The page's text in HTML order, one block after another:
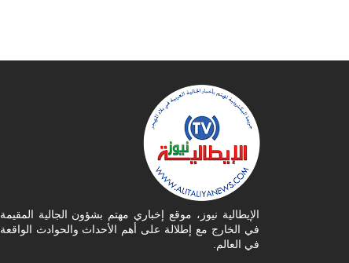
الإيطالية نيوز، موقع إخباري مهتم بشؤون الجالية المقيمة
في الخارج مع إطلالة على أهم الأحداث والحوادث الواقعة
في العالم.